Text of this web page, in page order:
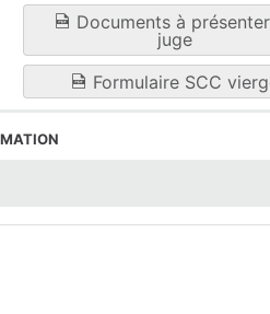
Documents à
juge
Formulaire SCC